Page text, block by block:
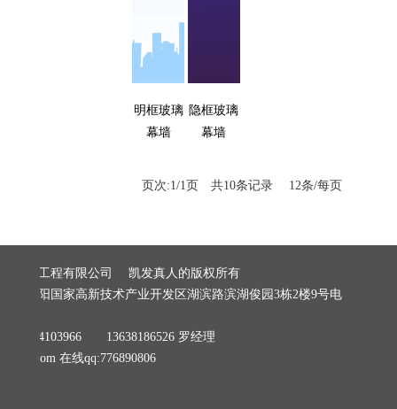
明框玻璃
幕墙
隐框玻璃
幕墙
页次:1/1页 共10条记录 12条/每页
筑装饰工程有限公司 凯发真人的版权所有
市贵阳国家高新技术产业开发区湖滨路滨湖俊园3栋2楼9号电
18184103966 13638186526 罗经理
在线qq:776890806